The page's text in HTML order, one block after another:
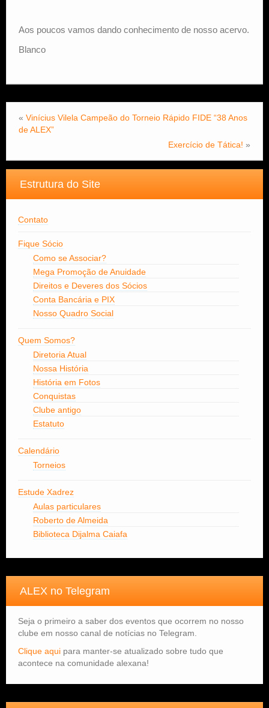
Aos poucos vamos dando conhecimento de nosso acervo.
Blanco
« Vinícius Vilela Campeão do Torneio Rápido FIDE “38 Anos
de ALEX”
Exercício de Tática! »
Estrutura do Site
Contato
Fique Sócio
Como se Associar?
Mega Promoção de Anuidade
Direitos e Deveres dos Sócios
Conta Bancária e PIX
Nosso Quadro Social
Quem Somos?
Diretoria Atual
Nossa História
História em Fotos
Conquistas
Clube antigo
Estatuto
Calendário
Torneios
Estude Xadrez
Aulas particulares
Roberto de Almeida
Biblioteca Dijalma Caiafa
ALEX no Telegram
Seja o primeiro a saber dos eventos que ocorrem no nosso
clube em nosso canal de notícias no Telegram.
Clique aqui para manter-se atualizado sobre tudo que
acontece na comunidade alexana!